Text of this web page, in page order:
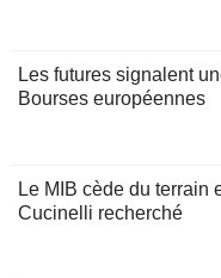
Les futures signalent
Bourses européennes
Le MIB cède du terrain
Cucinelli recherché